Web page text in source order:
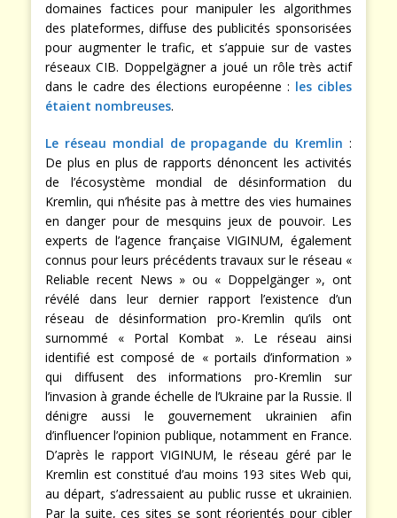
domaines factices pour manipuler les algorithmes
des plateformes, diffuse des publicités sponsorisées
pour augmenter le trafic, et s’appuie sur de vastes
réseaux CIB. Doppelgägner a joué un rôle très actif
dans le cadre des élections européenne : les cibles
étaient nombreuses.
Le réseau mondial de propagande du Kremlin :
De plus en plus de rapports dénoncent les activités
de l’écosystème mondial de désinformation du
Kremlin, qui n’hésite pas à mettre des vies humaines
en danger pour de mesquins jeux de pouvoir. Les
experts de l’agence française VIGINUM, également
connus pour leurs précédents travaux sur le réseau «
Reliable recent News » ou « Doppelgänger », ont
révélé dans leur dernier rapport l’existence d’un
réseau de désinformation pro-Kremlin qu’ils ont
surnommé « Portal Kombat ». Le réseau ainsi
identifié est composé de « portails d’information »
qui diffusent des informations pro-Kremlin sur
l’invasion à grande échelle de l’Ukraine par la Russie. Il
dénigre aussi le gouvernement ukrainien afin
d’influencer l’opinion publique, notamment en France.
D’après le rapport VIGINUM, le réseau géré par le
Kremlin est constitué d’au moins 193 sites Web qui,
au départ, s’adressaient au public russe et ukrainien.
Par la suite, ces sites se sont réorientés pour cibler